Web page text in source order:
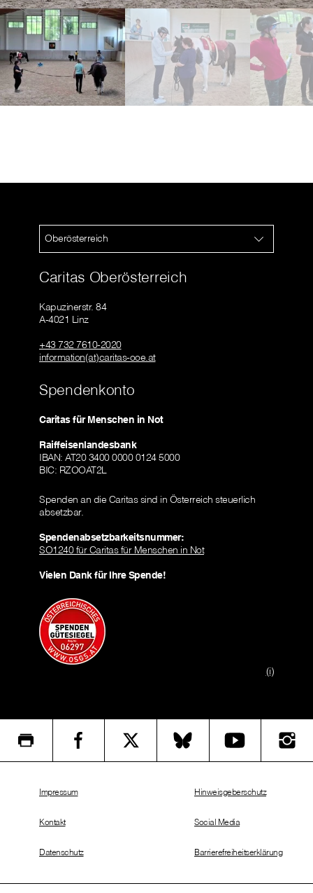
Oberösterreich
Caritas Oberösterreich
Kapuzinerstr. 84
A-4021 Linz
+43 732 7610-2020
information(at)caritas-ooe.at
Spendenkonto
Caritas für Menschen in Not
Raiffeisenlandesbank
IBAN: AT20 3400 0000 0124 5000
BIC: RZOOAT2L
Spenden an die Caritas sind in Österreich steuerlich
absetzbar.
Spendenabsetzbarkeitsnummer:
SO1240 für Caritas für Menschen in Not
Vielen Dank für Ihre Spende!
(i)
Impressum
Kontakt
Datenschutz
Hinweisgeberschutz
Social Media
Barrierefreiheitserklärung